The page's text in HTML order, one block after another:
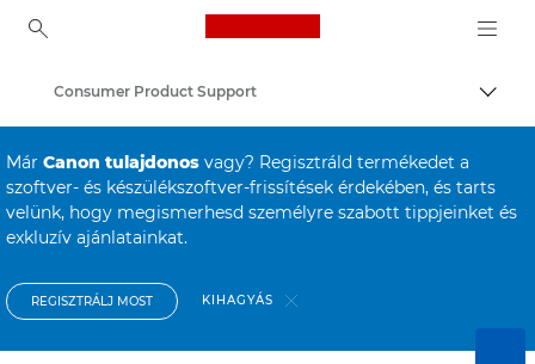
Canon Logo, back to
Consumer Product Support
Már Canon tulajdonos vagy? Regisztráld termékedet a
szoftver- és készülékszoftver-frissítések érdekében, és tarts
velünk, hogy megismerhesd személyre szabott tippjeinket és
exkluzív ajánlatainkat.
REGISZTRÁLJ MOST KIHAGYÁS